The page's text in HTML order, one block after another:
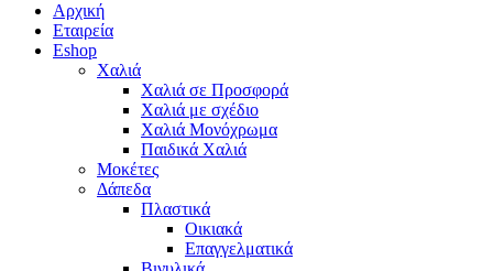
Αρχική
Εταιρεία
Eshop
Χαλιά
Χαλιά σε Προσφορά
Χαλιά με σχέδιο
Χαλιά Μονόχρωμα
Παιδικά Χαλιά
Μοκέτες
Δάπεδα
Πλαστικά
Οικιακά
Επαγγελματικά